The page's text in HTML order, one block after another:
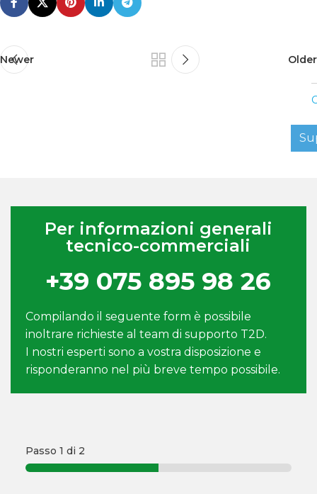
Newer Older
Per informazioni generali
tecnico-commerciali
+39 075 895 98 26
Compilando il seguente form è possibile
inoltrare richieste al team di supporto T2D.
I nostri esperti sono a vostra disposizione e
risponderanno nel più breve tempo possibile.
Passo 1 di 2